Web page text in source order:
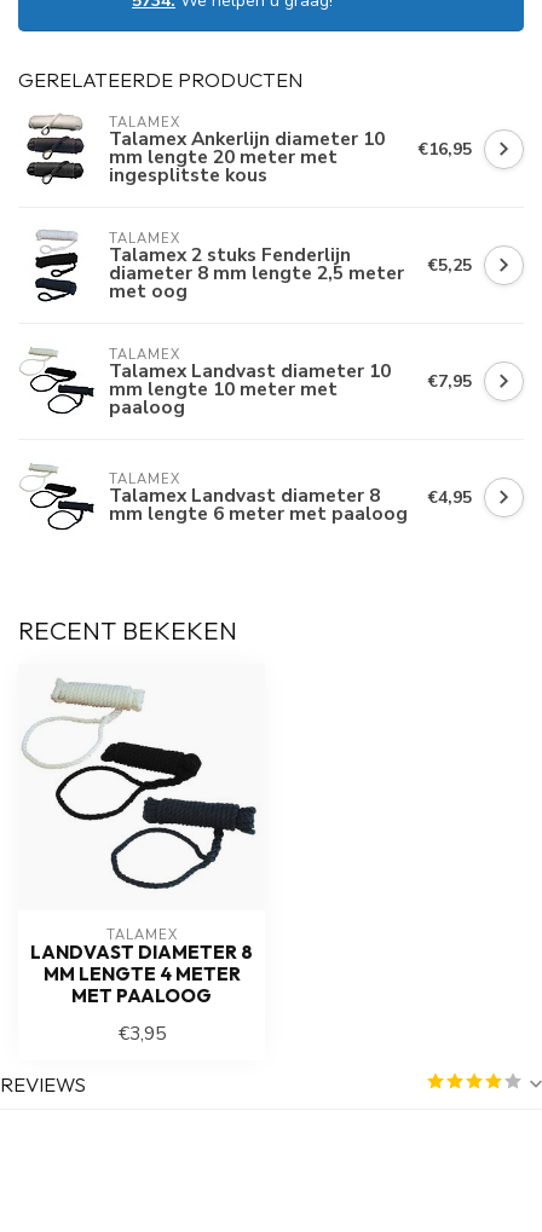
GERELATEERDE PRODUCTEN
TALAMEX
Talamex Ankerlijn diameter 10
mm lengte 20 meter met
ingesplitste kous
€16,95
TALAMEX
Talamex 2 stuks Fenderlijn
diameter 8 mm lengte 2,5 meter
met oog
€5,25
TALAMEX
Talamex Landvast diameter 10
mm lengte 10 meter met
paaloog
€7,95
TALAMEX
Talamex Landvast diameter 8
mm lengte 6 meter met paaloog
€4,95
RECENT BEKEKEN
TALAMEX
LANDVAST DIAMETER 8
MM LENGTE 4 METER
MET PAALOOG
€3,95
REVIEWS